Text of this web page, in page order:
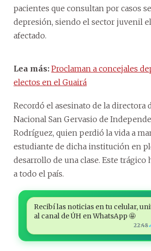
pacientes que consultan por casos
depresión, siendo el sector juvenil
afectado.
Lea más: Proclaman a concejales
electos en el Guairá
Recordó el asesinato de la directora
Nacional San Gervasio de
Rodríguez, quien perdió la vida a
estudiante de dicha institución en
desarrollo de una clase. Este trágico
a todo el país.
Recibí las noticias en tu celular,
al canal de ÚH en WhatsApp 🤩
22:48